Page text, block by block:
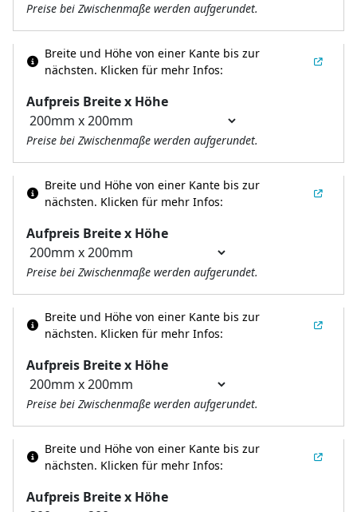
Preise bei Zwischenmaße werden aufgerundet.
Aufpreis Breite x Höhe
Breite und Höhe von einer Kante bis zur
nächsten. Klicken für mehr Infos:
Preise bei Zwischenmaße werden aufgerundet.
Aufpreis Breite x Höhe
Breite und Höhe von einer Kante bis zur
nächsten. Klicken für mehr Infos:
Preise bei Zwischenmaße werden aufgerundet.
Aufpreis Breite x Höhe
Breite und Höhe von einer Kante bis zur
nächsten. Klicken für mehr Infos:
Preise bei Zwischenmaße werden aufgerundet.
Aufpreis Breite x Höhe
Breite und Höhe von einer Kante bis zur
nächsten. Klicken für mehr Infos: